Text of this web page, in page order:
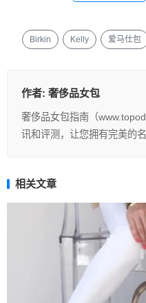
Birkin Kelly 爱马仕包
作者: 奢侈品女包
奢侈品女包指南（
讯和评测，让您拥有完美的
相关文章